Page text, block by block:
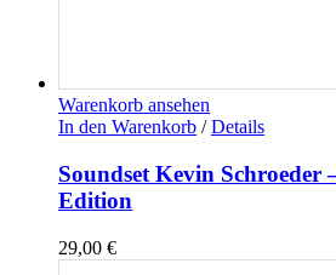
Warenkorb ansehen
In den Warenkorb / Details
Soundset Kevin Schroeder
Edition
29,00 €